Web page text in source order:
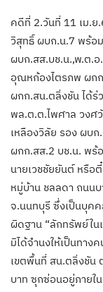
คดีที่ 2.วันที่ 11 เม.
วิสุทธิ์ ผบก.น.7​ พร้อ
ผบก.สส.บช.น.,พ.ต.
อุณหก้องไตรภพ ผกก
ผกก.สน.ตลิ่งชัน ได้ร่
พล.ต.ต.ไพศาล วงศ
เหลืองวิลัย รอง ผบ
ผกก.สส.2​ บช.น. พร้
นายเวชชัยยันต์ หรือ
หมู่บ้าน ชลลดา ถนน
จ.นนทบุรี ซึ่งเป็นบุค
ผิดฐาน “ลักทรัพย์ใน
มิได้จำนงให้เป็นทาง
เขตพื้นที่ สน.ตลิ่งชัน
บาท ซุกซ่อนอยู่ภายใน